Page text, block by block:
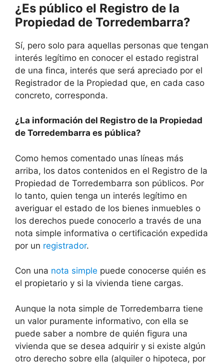
¿Es público el Registro de la
Propiedad de Torredembarra?
Sí, pero solo para aquellas personas que tengan
interés legítimo en conocer el estado registral
de una finca, interés que será apreciado por el
Registrador de la Propiedad que, en cada caso
concreto, corresponda.
¿La información del Registro de la Propiedad
de Torredembarra es pública?
Como hemos comentado unas líneas más
arriba, los datos contenidos en el Registro de la
Propiedad de Torredembarra son públicos. Por
lo tanto, quien tenga un interés legítimo en
averiguar el estado de los bienes inmuebles o
los derechos puede conocerlo a través de una
nota simple informativa o certificación expedida
por un registrador.
Con una nota simple puede conocerse quién es
el propietario y si la vivienda tiene cargas.
Aunque la nota simple de Torredembarra tiene
un valor puramente informativo, con ella se
puede saber a nombre de quién figura una
vivienda que se desea adquirir y si existe algún
otro derecho sobre ella (alquiler o hipoteca, por